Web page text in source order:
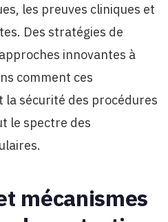
les preuves cliniques et
Des stratégies de
innovantes à
comment ces
sécurité des procédures
le spectre des
mécanismes